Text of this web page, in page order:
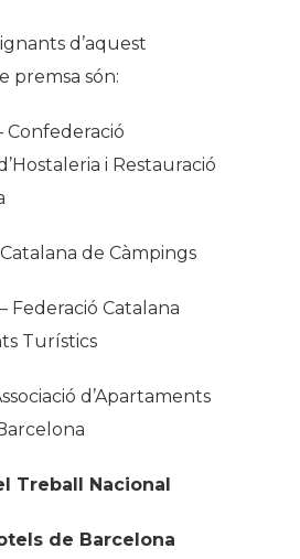
d’aquest
premsa són:
Confederació
i Restauració
Catalana de Càmpings
– Federació Catalana
Turístics
d’Apartaments
Treball Nacional
de Barcelona